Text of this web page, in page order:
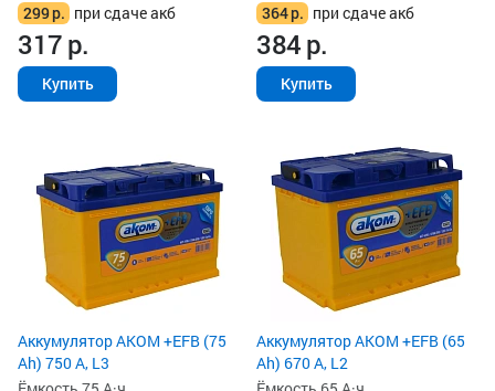
299р. при сдаче акб
317р.
Купить
364р. при сдаче акб
384р.
Купить
Аккумулятор AKOM +EFB (75
Ah) 750 А, L3
Аккумулятор AKOM +EFB (65
Ah) 670 А, L2